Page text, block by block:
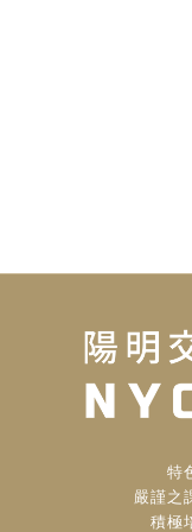
特
嚴謹之
積極